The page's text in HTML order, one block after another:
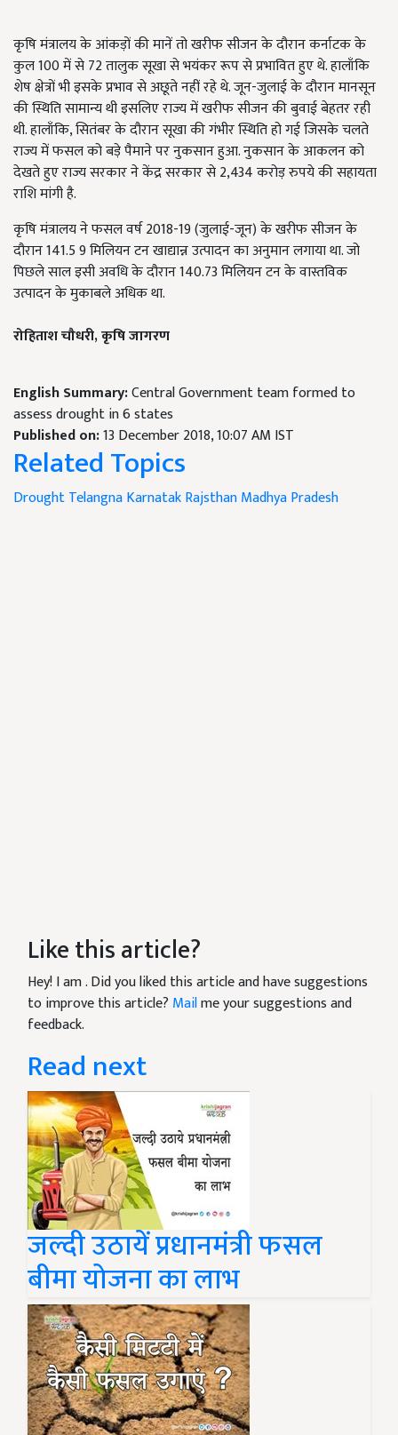
कृषि मंत्रालय के आंकड़ों की मानें तो खरीफ सीजन के दौरान कर्नाटक के
कुल 100 में से 72 तालुक सूखा से भयंकर रूप से प्रभावित हुए थे. हालाँकि
शेष क्षेत्रों भी इसके प्रभाव से अछूते नहीं रहे थे. जून-जुलाई के दौरान मानसून
की स्थिति सामान्य थी इसलिए राज्य में खरीफ सीजन की बुवाई बेहतर रही
थी. हालाँकि, सितंबर के दौरान सूखा की गंभीर स्थिति हो गई जिसके चलते
राज्य में फसल को बड़े पैमाने पर नुकसान हुआ. नुकसान के आकलन को
देखते हुए राज्य सरकार ने केंद्र सरकार से 2,434 करोड़ रुपये की सहायता
राशि मांगी है.
कृषि मंत्रालय ने फसल वर्ष 2018-19 (जुलाई-जून) के खरीफ सीजन के
दौरान 141.5 9 मिलियन टन खाद्यान्न उत्पादन का अनुमान लगाया था. जो
पिछले साल इसी अवधि के दौरान 140.73 मिलियन टन के वास्तविक
उत्पादन के मुकाबले अधिक था.
रोहिताश चौधरी,कृषि जागरण
English Summary:Central Government team formed to
assess drought in 6 states
Published on:13 December 2018, 10:07 AM IST
Related Topics
DroughtTelangnaKarnatakRajsthanMadhya Pradesh
Like this article?
Hey! I am. Did you liked this article and have suggestions
to improve this article? Mailme your suggestions and
feedback.
Read next
जल्दी उठायें प्रधानमंत्री फसल
बीमा योजना का लाभ